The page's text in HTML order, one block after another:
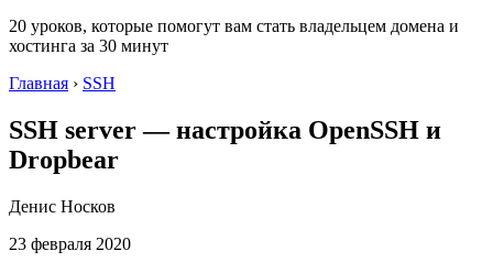
20 уроков, которые помогут вам стать владельцем домена и
хостинга за 30 минут
Главная › SSH
SSH server — настройка OpenSSH и
Dropbear
Денис Носков
23 февраля 2020